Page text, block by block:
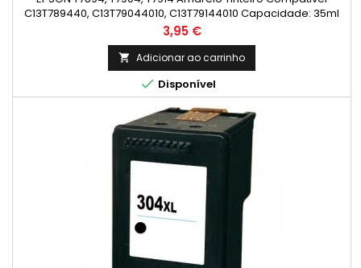
C13T789440, C13T79044010, C13T79144010 Capacidade: 35ml
Preço
3,95 €
 Adicionar ao carrinho
 Disponível